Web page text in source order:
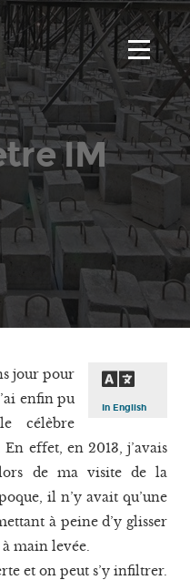
IM
In English
jour pour
enfin pu
célèbre
effet, en 2013, j’avais
de ma visite de la
il n’y avait qu’une
à peine d’y glisser
main levée.
et on peut s’y infiltrer.